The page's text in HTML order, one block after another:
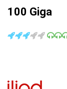
100 Giga